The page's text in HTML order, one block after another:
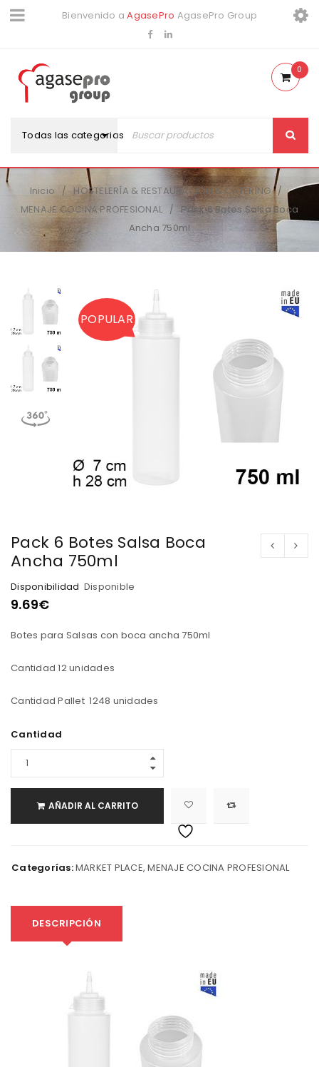
Bienvenido aAgasePro AgasePro Group
Todas las categorias
0
Inicio / HOSTELERÍA & RESTAURACIÓN & CATERING /
MENAJE COCINA PROFESIONAL /
Pack 6 Botes Salsa Boca
Ancha 750ml
POPULAR
Pack 6 Botes Salsa Boca
Ancha 750ml
Disponibilidad Disponible
9.69€
Botes para Salsas con boca ancha 750ml
Cantidad 12 unidades
Cantidad Pallet 1248 unidades
Cantidad
AÑADIR AL CARRITO
Categorías:MARKET PLACE,MENAJE COCINA PROFESIONAL
DESCRIPCIÓN